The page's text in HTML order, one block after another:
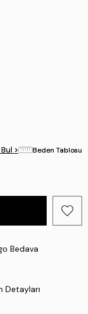
> Beden Tablosu
> Beden Tablosu
Bedava
Detayları